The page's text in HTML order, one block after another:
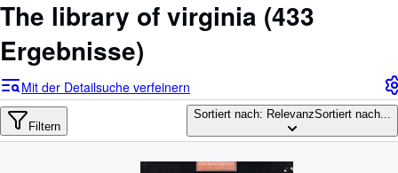
Nutzerkonto
Meine Bestellungen
Logout
Detailsuche
Sammlungen
The library of virginia (433
Ergebnisse)
Mit der Detailsuche verfeinern
Filtern
Sortiert nach: RelevanzSortiert nach...